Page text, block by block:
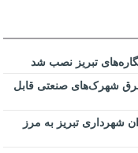
تبریز نصب شد
شهرک‌های صنعتی قابل
شهرداری تبریز به مرز